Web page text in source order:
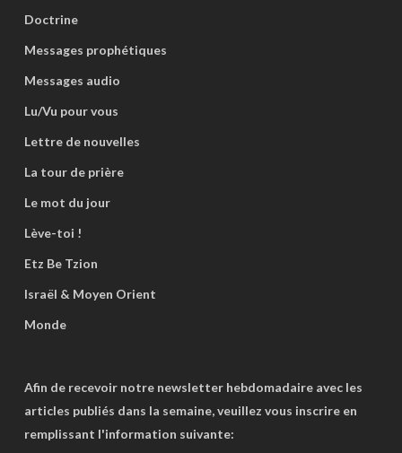
Doctrine
Messages prophétiques
Messages audio
Lu/Vu pour vous
Lettre de nouvelles
La tour de prière
Le mot du jour
Lève-toi !
Etz Be Tzion
Israël & Moyen Orient
Monde
Afin de recevoir notre newsletter hebdomadaire avec les
articles publiés dans la semaine, veuillez vous inscrire en
remplissant l'information suivante: